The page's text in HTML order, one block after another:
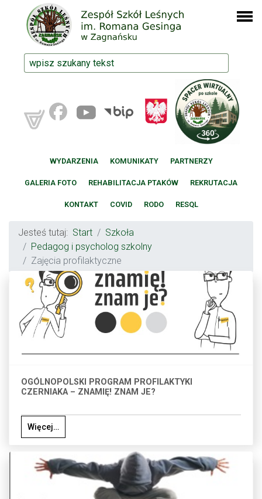
WYDARZENIA KOMUNIKATY PARTNERZY
GALERIA FOTO REHABILITACJA PTAKÓW REKRUTACJA
KONTAKT COVID RODO RESQL
Jesteś tutaj: Start
Szkoła
Pedagog i psycholog szkolny
Zajęcia profilaktyczne
OGÓLNOPOLSKI PROGRAM PROFILAKTYKI
CZERNIAKA – ZNAMIĘ! ZNAM JE?
Więcej…